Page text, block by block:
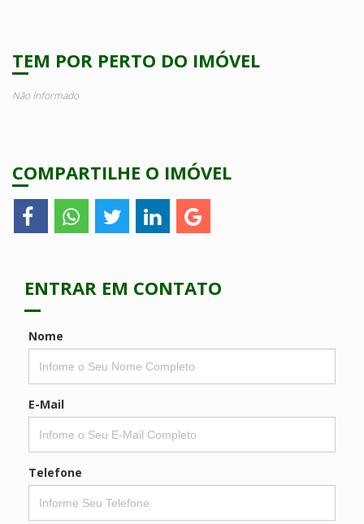
TEM POR PERTO DO IMÓVEL
Não Informado
COMPARTILHE O IMÓVEL
ENTRAR EM CONTATO
Nome
E-Mail
Telefone